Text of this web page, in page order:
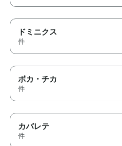
ドミニクス
件
ボカ・チカ
件
カバレテ
件